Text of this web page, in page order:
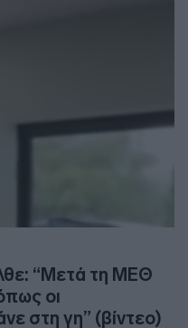
“Μετά τη ΜΕΘ
οι
στη γη” (βίντεο)